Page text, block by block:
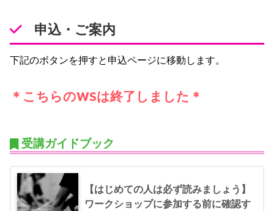
申込・ご案内
下記のボタンを押すと申込ページに移動します。
＊こちらのWSは終了しました＊
受講ガイドブック
【はじめての人は必ず読みましょう】
ワークショップに参加する前に確認す